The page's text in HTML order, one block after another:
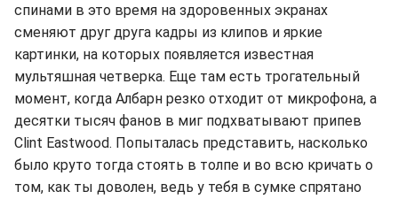
спинами в это время на здоровенных экранах
сменяют друг друга кадры из клипов и яркие
картинки, на которых появляется известная
мультяшная четверка. Еще там есть трогательный
момент, когда Албарн резко отходит от микрофона, а
десятки тысяч фанов в миг подхватывают припев
Clint Eastwood. Попыталась представить, насколько
было круто тогда стоять в толпе и во всю кричать о
том, как ты доволен, ведь у тебя в сумке спрятано